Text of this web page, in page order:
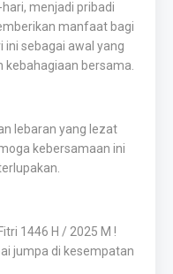
menjadi pribadi
manfaat bagi
ini sebagai awal yang
kebahagiaan bersama.
lebaran yang lezat
kebersamaan ini
1446 H / 2025 M !
jumpa di kesempatan